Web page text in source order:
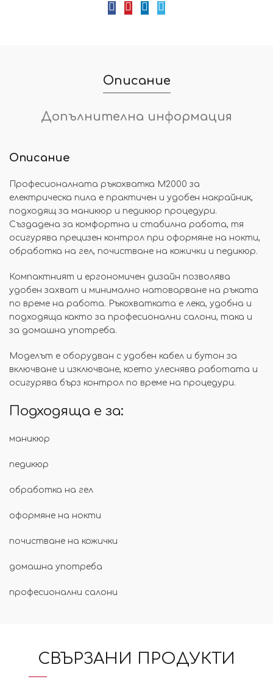
Описание
Допълнителна информация
Описание
Професионалната ръкохватка M2000 за
електрическа пила е практичен и удобен накрайник,
подходящ за маникюр и педикюр процедури.
Създадена за комфортна и стабилна работа, тя
осигурява прецизен контрол при оформяне на нокти,
обработка на гел, почистване на кожички и педикюр.
Компактният и ергономичен дизайн позволява
удобен захват и минимално натоварване на ръката
по време на работа. Ръкохватката е лека, удобна и
подходяща както за професионални салони, така и
за домашна употреба.
Моделът е оборудван с удобен кабел и бутон за
включване и изключване, което улеснява работата и
осигурява бърз контрол по време на процедури.
Подходяща е за:
маникюр
педикюр
обработка на гел
оформяне на нокти
почистване на кожички
домашна употреба
професионални салони
СВЪРЗАНИ ПРОДУКТИ